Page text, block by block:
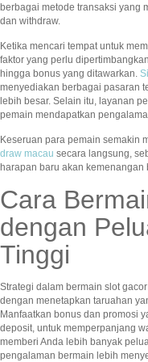
berbagai metode transaksi yang
dan withdraw.
Ketika mencari tempat untuk
faktor yang perlu
hingga bonus yang ditawarkan.
menyediakan berbagai pasaran
lebih besar. Selain itu, layanan
pemain mendapatkan
Keseruan para pemain semakin
draw macau secara langsung,
harapan baru akan kemenangan
Cara
dengan
Tinggi
Strategi dalam bermain slot
dengan menetapkan taruahan
Manfaatkan bonus dan promosi
deposit, untuk memperpanjang
memberi Anda lebih banyak
pengalaman bermain lebih